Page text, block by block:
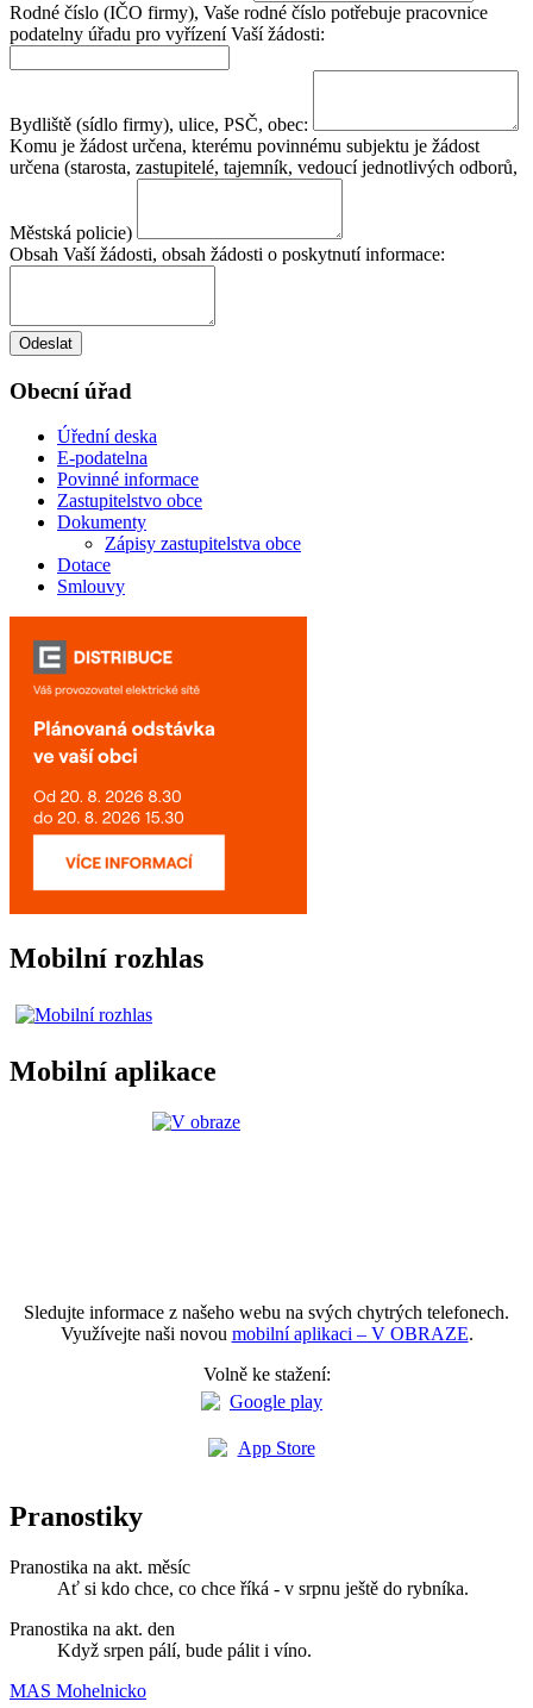
Rodné číslo (IČO firmy), Vaše rodné číslo potřebuje pracovnice
podatelny úřadu pro vyřízení Vaší žádosti:
Bydliště (sídlo firmy), ulice, PSČ, obec:
Komu je žádost určena, kterému povinnému subjektu je žádost
určena (starosta, zastupitelé, tajemník, vedoucí jednotlivých odborů,
Městská policie)
Obsah Vaší žádosti, obsah žádosti o poskytnutí informace:
Odeslat
Obecní úřad
Úřední deska
E-podatelna
Povinné informace
Zastupitelstvo obce
Dokumenty
Zápisy zastupitelstva obce
Dotace
Smlouvy
Mobilní rozhlas
Mobilní aplikace
Sledujte informace z našeho webu na svých chytrých telefonech.
Využívejte naši novou mobilní aplikaci – V OBRAZE.
Volně ke stažení:
Pranostiky
Pranostika na akt. měsíc
Ať si kdo chce, co chce říká - v srpnu ještě do rybníka.
Pranostika na akt. den
Když srpen pálí, bude pálit i víno.
MAS Mohelnicko